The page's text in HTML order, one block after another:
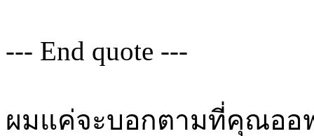
--- End quote ---
ผมแค่จะบอกตามที่คุณออ